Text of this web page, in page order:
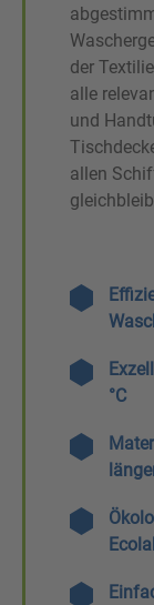
der
alle
und
allen
°C